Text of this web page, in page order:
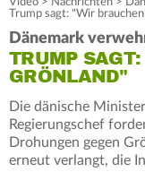
Trump sagt: "Wir
Dänemark
TRUMP
GRÖNLAND"
Die dänische
Regierungschef
Drohungen gegen
erneut verlangt, die